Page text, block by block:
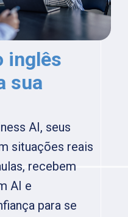
inglês
sua
AI, seus
situações reais
recebem
AI e
para se